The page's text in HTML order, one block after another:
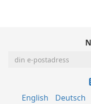
English Deutsch